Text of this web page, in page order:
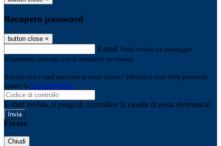
Recupero password
button close ×
E-mail Verrà inviato un messaggio
all'indirizzo indicato con le istruzioni necessarie.
Non hai una e-mail associata al nome utente? Effettua il reset della password
tramite la Login Spaggiari
E-mail inviata, si prega di controllare la casella di posta elettronica!
Errore
Chiudi